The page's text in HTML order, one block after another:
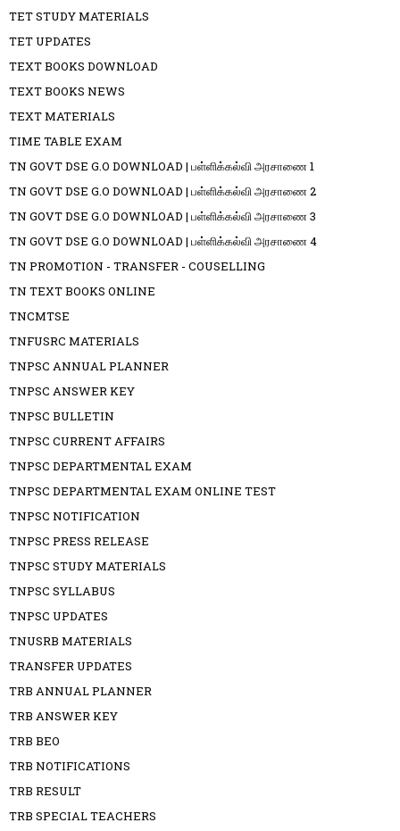
TET STUDY MATERIALS
TET UPDATES
TEXT BOOKS DOWNLOAD
TEXT BOOKS NEWS
TEXT MATERIALS
TIME TABLE EXAM
TN GOVT DSE G.O DOWNLOAD | பள்ளிக்கல்வி அரசாணை 1
TN GOVT DSE G.O DOWNLOAD | பள்ளிக்கல்வி அரசாணை 2
TN GOVT DSE G.O DOWNLOAD | பள்ளிக்கல்வி அரசாணை 3
TN GOVT DSE G.O DOWNLOAD | பள்ளிக்கல்வி அரசாணை 4
TN PROMOTION - TRANSFER - COUSELLING
TN TEXT BOOKS ONLINE
TNCMTSE
TNFUSRC MATERIALS
TNPSC ANNUAL PLANNER
TNPSC ANSWER KEY
TNPSC BULLETIN
TNPSC CURRENT AFFAIRS
TNPSC DEPARTMENTAL EXAM
TNPSC DEPARTMENTAL EXAM ONLINE TEST
TNPSC NOTIFICATION
TNPSC PRESS RELEASE
TNPSC STUDY MATERIALS
TNPSC SYLLABUS
TNPSC UPDATES
TNUSRB MATERIALS
TRANSFER UPDATES
TRB ANNUAL PLANNER
TRB ANSWER KEY
TRB BEO
TRB NOTIFICATIONS
TRB RESULT
TRB SPECIAL TEACHERS